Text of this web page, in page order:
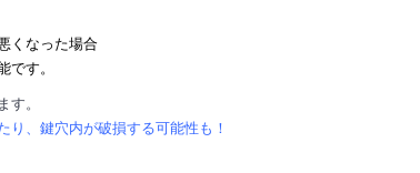
くなった場合
です。
す。
り、鍵穴内が破損する可能性も！